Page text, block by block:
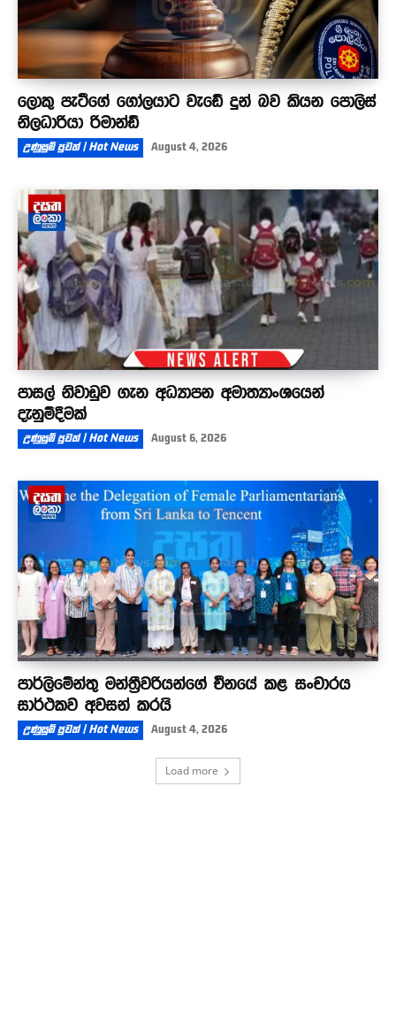
ලොකු පැටීගේ ගෝලයාට වැඩේ දුන් බව කියන පොලිස්
නිලධාරියා රිමාන්ඩ්
උණුසුම් පුවත් | Hot News August 4, 2026
පාසල් නිවාඩුව ගැන අධ්‍යාපන අමාත්‍යාංශයෙන්
දැනුම්දීමක්
උණුසුම් පුවත් | Hot News August 6, 2026
පාර්ලිමේන්තු මන්ත්‍රීවරියන්ගේ චීනයේ කළ සංචාරය
සාර්ථකව අවසන් කරයි
උණුසුම් පුවත් | Hot News August 4, 2026
Load more